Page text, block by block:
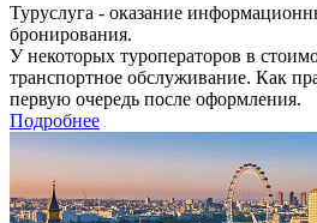
Туруслуга - оказание
бронирования.
У некоторых туроператоров в
транспортное обслуживание. Как
первую очередь после оформления.
Подробнее